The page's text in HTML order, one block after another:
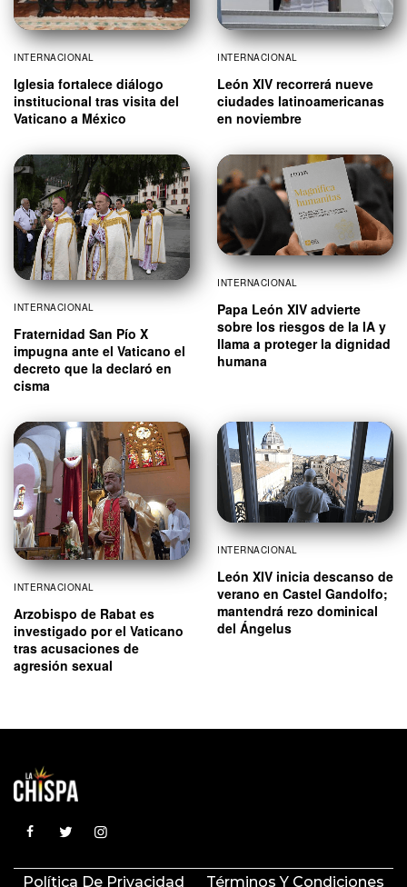
INTERNACIONAL
Iglesia fortalece diálogo
institucional tras visita del
Vaticano a México
INTERNACIONAL
León XIV recorrerá nueve
ciudades latinoamericanas
en noviembre
INTERNACIONAL
Fraternidad San Pío X
impugna ante el Vaticano el
decreto que la declaró en
cisma
INTERNACIONAL
Papa León XIV advierte
sobre los riesgos de la IA y
llama a proteger la dignidad
humana
INTERNACIONAL
Arzobispo de Rabat es
investigado por el Vaticano
tras acusaciones de
agresión sexual
INTERNACIONAL
León XIV inicia descanso de
verano en Castel Gandolfo;
mantendrá rezo dominical
del Ángelus
Política De Privacidad Términos Y Condiciones